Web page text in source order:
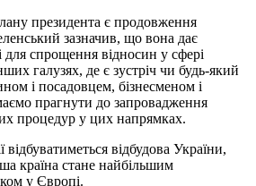
президента є продовження
зазначив, що вона дає
для спрощення відносин у сфері
галузях, де є зустріч чи будь-який
і посадовцем, бізнесменом і
прагнути до запровадження
процедур у цих напрямках.
відбудова України,
країна стане найбільшим
у Європі.